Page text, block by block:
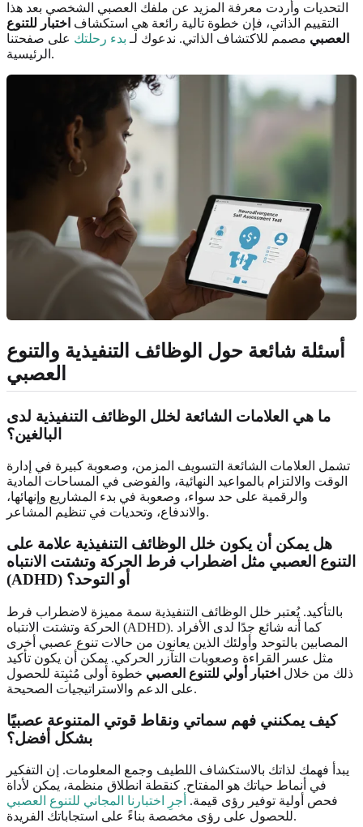
التحديات وأردت معرفة المزيد عن ملفك العصبي الشخصي بعد هذا
التقييم الذاتي، فإن خطوة تالية رائعة هي استكشاف اختبار للتنوع
العصبي مصمم للاكتشاف الذاتي. ندعوك لـ بدء رحلتك على صفحتنا
الرئيسية.
أسئلة شائعة حول الوظائف التنفيذية والتنوع
العصبي
ما هي العلامات الشائعة لخلل الوظائف التنفيذية لدى
البالغين؟
تشمل العلامات الشائعة التسويف المزمن، وصعوبة كبيرة في إدارة
الوقت والالتزام بالمواعيد النهائية، والفوضى في المساحات المادية
والرقمية على حد سواء، وصعوبة في بدء المشاريع وإنهائها،
والاندفاع، وتحديات في تنظيم المشاعر.
هل يمكن أن يكون خلل الوظائف التنفيذية علامة على
التنوع العصبي مثل اضطراب فرط الحركة وتشتت الانتباه
(ADHD) أو التوحد؟
بالتأكيد. يُعتبر خلل الوظائف التنفيذية سمة مميزة لاضطراب فرط
الحركة وتشتت الانتباه (ADHD). كما أنه شائع جدًا لدى الأفراد
المصابين بالتوحد وأولئك الذين يعانون من حالات تنوع عصبي أخرى
مثل عسر القراءة وصعوبات التآزر الحركي. يمكن أن يكون تأكيد
ذلك من خلال اختبار أولي للتنوع العصبي خطوة أولى مُثبِتة للحصول
على الدعم والاستراتيجيات الصحيحة.
كيف يمكنني فهم سماتي ونقاط قوتي المتنوعة عصبيًا
بشكل أفضل؟
يبدأ فهمك لذاتك بالاستكشاف اللطيف وجمع المعلومات. إن التفكير
في أنماط حياتك هو المفتاح. كنقطة انطلاق منظمة، يمكن لأداة
فحص أولية توفير رؤى قيمة. أجرِ اختبارنا المجاني للتنوع العصبي
للحصول على رؤى مخصصة بناءً على استجاباتك الفريدة.